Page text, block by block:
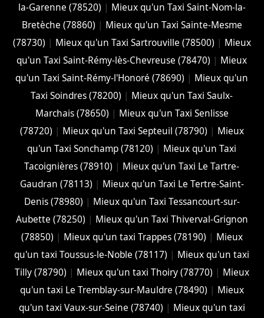
la-Garenne (78520) | Mieux qu'un Taxi Saint-Nom-la-
Bretèche (78860) | Mieux qu'un Taxi Sainte-Mesme
(78730) | Mieux qu'un Taxi Sartrouville (78500) | Mieux
qu'un Taxi Saint-Rémy-lès-Chevreuse (78470) | Mieux
qu'un Taxi Saint-Rémy-l'Honoré (78690) | Mieux qu'un
Taxi Soindres (78200) | Mieux qu'un Taxi Saulx-
Marchais (78650) | Mieux qu'un Taxi Senlisse
(78720) | Mieux qu'un Taxi Septeuil (78790) | Mieux
qu'un Taxi Sonchamp (78120) | Mieux qu'un Taxi
Tacoignières (78910) | Mieux qu'un Taxi Le Tartre-
Gaudran (78113) | Mieux qu'un Taxi Le Tertre-Saint-
Denis (78980) | Mieux qu'un Taxi Tessancourt-sur-
Aubette (78250) | Mieux qu'un Taxi Thiverval-Grignon
(78850) | Mieux qu'un taxi Trappes (78190) | Mieux
qu'un taxi Toussus-le-Noble (78117) | Mieux qu'un taxi
Tilly (78790) | Mieux qu'un taxi Thoiry (78770) | Mieux
qu'un taxi Le Tremblay-sur-Mauldre (78490) | Mieux
qu'un taxi Vaux-sur-Seine (78740) | Mieux qu'un taxi